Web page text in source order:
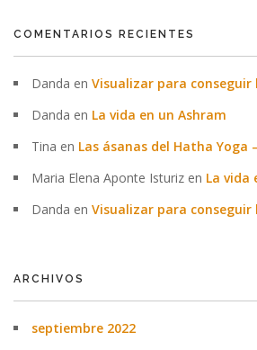
COMENTARIOS RECIENTES
Danda en Visualizar para conseguir
Danda en La vida en un Ashram
Tina en Las ásanas del Hatha Yoga
Maria Elena Aponte Isturiz en La vida
Danda en Visualizar para conseguir
ARCHIVOS
septiembre 2022